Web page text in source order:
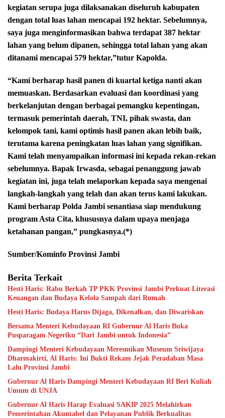
kegiatan serupa juga dilaksanakan diseluruh kabupaten
dengan total luas lahan mencapai 192 hektar. Sebelumnya,
saya juga menginformasikan bahwa terdapat 387 hektar
lahan yang belum dipanen, sehingga total lahan yang akan
ditanami mencapai 579 hektar,”tutur Kapolda.
“Kami berharap hasil panen di kuartal ketiga nanti akan
memuaskan. Berdasarkan evaluasi dan koordinasi yang
berkelanjutan dengan berbagai pemangku kepentingan,
termasuk pemerintah daerah, TNI, pihak swasta, dan
kelompok tani, kami optimis hasil panen akan lebih baik,
terutama karena peningkatan luas lahan yang signifikan.
Kami telah menyampaikan informasi ini kepada rekan-rekan
sebelumnya. Bapak Irwasda, sebagai penanggung jawab
kegiatan ini, juga telah melaporkan kepada saya mengenai
langkah-langkah yang telah dan akan terus kami lakukan.
Kami berharap Polda Jambi senantiasa siap mendukung
program Asta Cita, khususnya dalam upaya menjaga
ketahanan pangan,” pungkasnya.(*)
Sumber/Kominfo Provinsi Jambi
Berita Terkait
Hesti Haris: Rabu Berkah TP PKK Provinsi Jambi Perkuat Literasi
Keuangan dan Budaya Kelola Sampah dari Rumah
Hesti Haris: Budaya Harus Dijaga, Dikenalkan, dan Diwariskan
Bersama Menteri Kebudayaan RI Gubernur Al Haris Buka
Pusparagam Negeriku “Dari Jambi untuk Indonesia”
Dampingi Menteri Kebudayaan Meresmikan Museum Sriwijaya
Dharmakirti, Al Haris: Ini Bukti Rekam Jejak Peradaban Masa
Lalu Provinsi Jambi
Gubernur Al Haris Dampingi Menteri Kebudayaan RI Beri Kuliah
Umum di UNJA
Gubernur Al Haris Harap Evaluasi SAKIP 2025 Melahirkan
Pemerintahan Akuntabel dan Pelayanan Publik Berkualitas